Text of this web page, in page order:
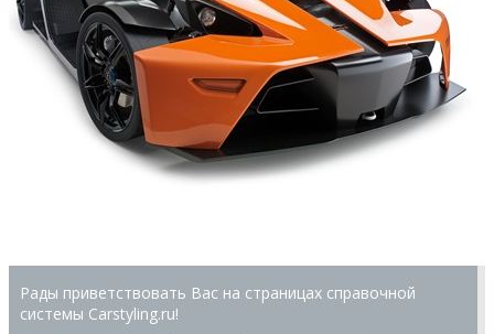
Рады приветствовать Вас на страницах справочной
системы Сarstyling.ru!